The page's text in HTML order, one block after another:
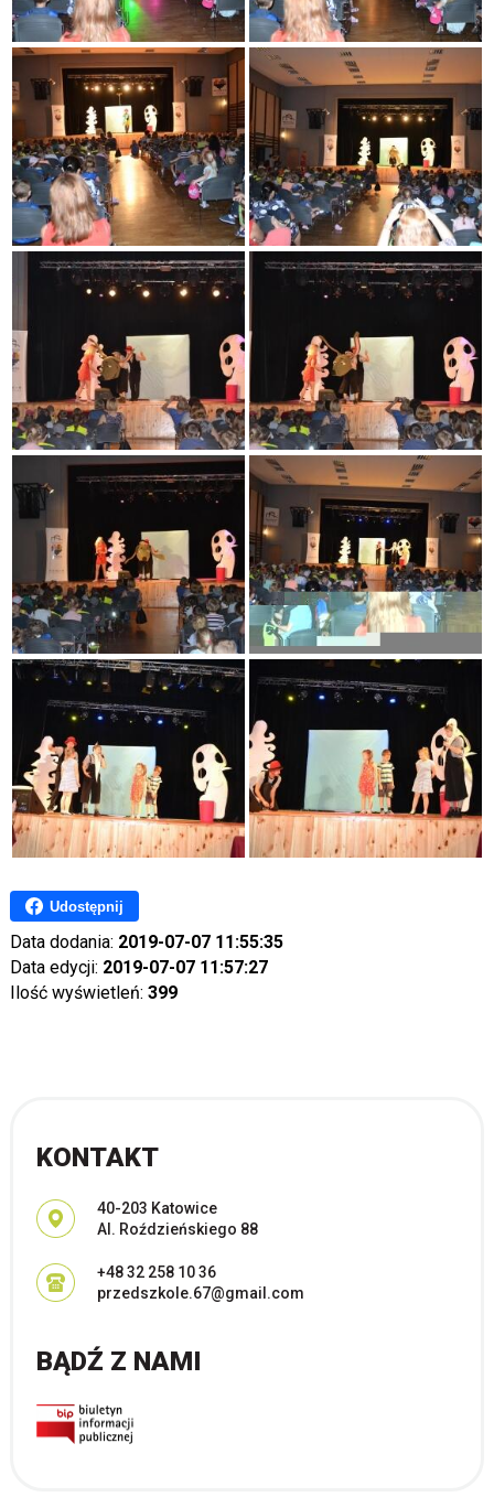
Udostępnij
Data dodania: 2019-07-07 11:55:35
Data edycji: 2019-07-07 11:57:27
Ilość wyświetleń: 399
KONTAKT
Adres pocztowy:
40-203 Katowice
Al. Roździeńskiego 88
+48 32 258 10 36
przedszkole.67@gmail.com
BĄDŹ Z NAMI